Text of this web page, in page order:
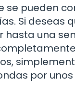
se pueden
Si deseas
una
por unos